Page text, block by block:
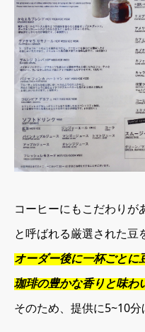
コーヒーにもこだわりが
と呼ばれる厳選された豆
オーダー後に一杯ごとに
珈琲の豊かな香りと味わ
そのため、提供に5~10